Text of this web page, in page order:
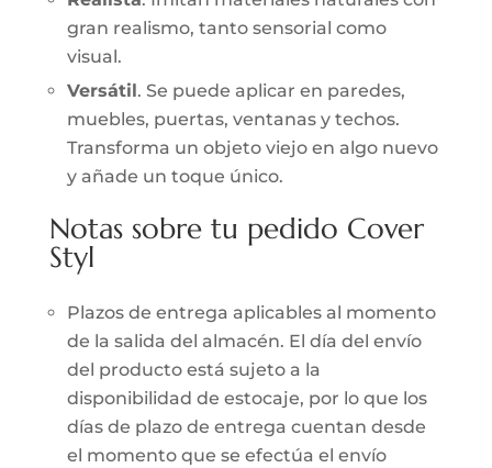
gran realismo, tanto sensorial como
visual.
Versátil . Se puede aplicar en paredes,
muebles, puertas, ventanas y techos.
Transforma un objeto viejo en algo nuevo
y añade un toque único.
Notas sobre tu pedido Cover
Styl
Plazos de entrega aplicables al momento
de la salida del almacén. El día del envío
del producto está sujeto a la
disponibilidad de estocaje, por lo que los
días de plazo de entrega cuentan desde
el momento que se efectúa el envío